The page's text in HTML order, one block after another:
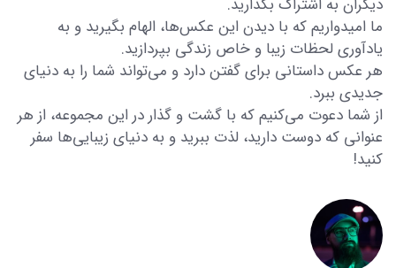
دیگران به اشتراک بگذارید.
ما امیدواریم که با دیدن این عکس‌ها، الهام بگیرید و به
یادآوری لحظات زیبا و خاص زندگی بپردازید.
هر عکس داستانی برای گفتن دارد و می‌تواند شما را به دنیای
جدیدی ببرد.
از شما دعوت می‌کنیم که با گشت و گذار در این مجموعه، از هر
عنوانی که دوست دارید، لذت ببرید و به دنیای زیبایی‌ها سفر
کنید!